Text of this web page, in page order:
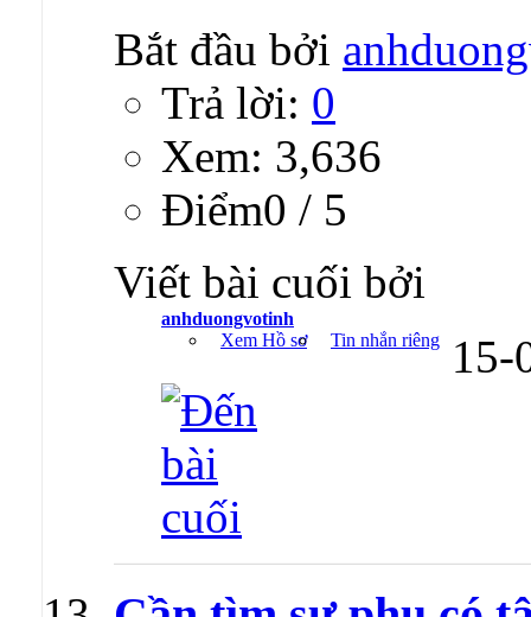
Bắt đầu bởi
Trả lời: 0
Xem: 3,636
Ðiểm0 / 5
Viết bài cuối bởi
anhduongvotinh
Xem Hồ sơ
Tin nhắn riêng